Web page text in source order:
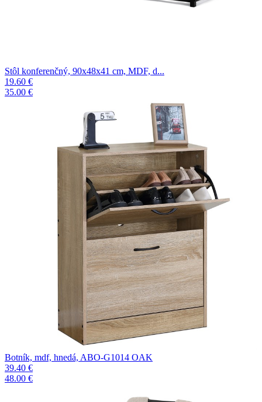
Stôl konferenčný, 90x48x41 cm, MDF, d...
19.60 €
35.00 €
Botník, mdf, hnedá, ABO-G1014 OAK
39.40 €
48.00 €